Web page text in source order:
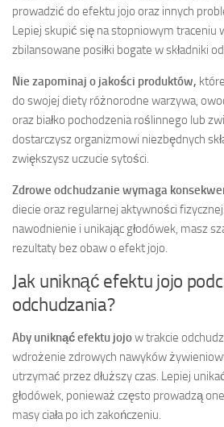
prowadzić do efektu jojo oraz innych
Lepiej skupić się na stopniowym traceniu
zbilansowane posiłki bogate w składniki
Nie zapominaj o jakości produktów,
do swojej diety różnorodne warzywa,
oraz białko pochodzenia roślinnego lub
dostarczysz organizmowi niezbędnych
zwiększysz uczucie sytości.
Zdrowe odchudzanie wymaga
diecie oraz regularnej aktywności
nawodnienie i unikając głodówek, masz
rezultaty bez obaw o efekt jojo.
Jak uniknąć efektu jojo
odchudzania?
Aby uniknąć efektu jojow trakcie
wdrożenie zdrowych nawyków
utrzymać przez dłuższy czas. Lepiej
głodówek, ponieważ często prowadzą
masy ciała po ich zakończeniu.